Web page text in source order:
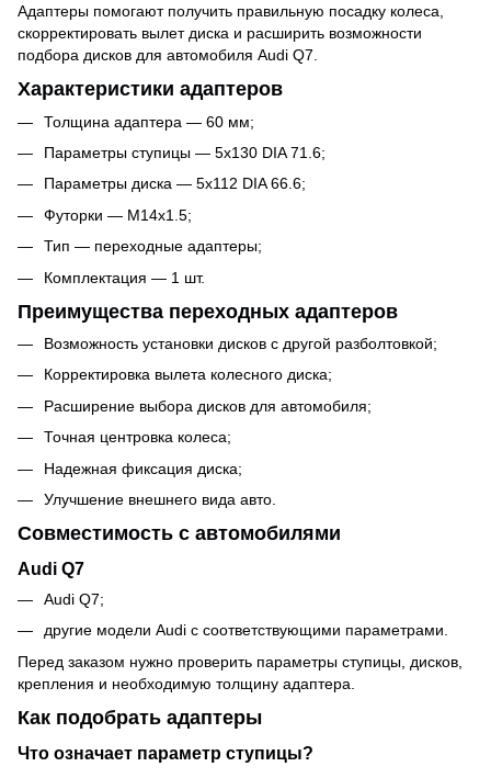
Адаптеры помогают получить правильную посадку колеса,
скорректировать вылет диска и расширить возможности
подбора дисков для автомобиля Audi Q7.
Характеристики адаптеров
Толщина адаптера — 60 мм;
Параметры ступицы — 5x130 DIA 71.6;
Параметры диска — 5x112 DIA 66.6;
Футорки — M14x1.5;
Тип — переходные адаптеры;
Комплектация — 1 шт.
Преимущества переходных адаптеров
Возможность установки дисков с другой разболтовкой;
Корректировка вылета колесного диска;
Расширение выбора дисков для автомобиля;
Точная центровка колеса;
Надежная фиксация диска;
Улучшение внешнего вида авто.
Совместимость с автомобилями
Audi Q7
Audi Q7;
другие модели Audi с соответствующими параметрами.
Перед заказом нужно проверить параметры ступицы, дисков,
крепления и необходимую толщину адаптера.
Как подобрать адаптеры
Что означает параметр ступицы?